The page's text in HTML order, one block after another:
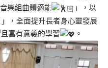
樂組曲體適能
」，以
」，全面提升長者身心靈發展
富有意義的學習
。